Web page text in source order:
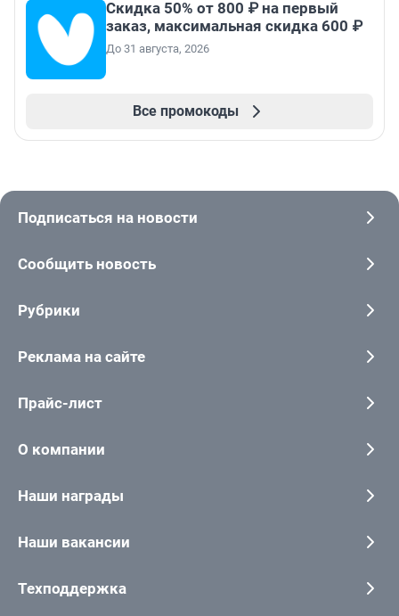
Скидка 50% от 800 ₽ на первый
заказ, максимальная скидка 600 ₽
До 31 августа, 2026
Все промокоды
Подписаться на новости
Сообщить новость
Рубрики
Реклама на сайте
Прайс-лист
О компании
Наши награды
Наши вакансии
Техподдержка